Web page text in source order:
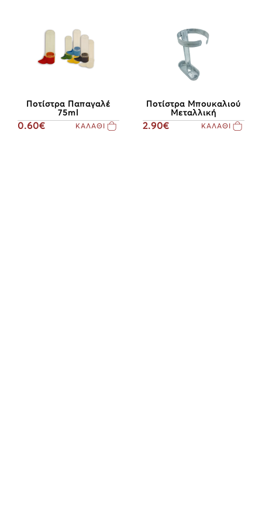
Ποτίστρα Παπαγαλέ
75ml
0.60€ ΚΑΛΑΘΙ
Ποτίστρα Μπουκαλιού
Μεταλλική
2.90€ ΚΑΛΑΘΙ